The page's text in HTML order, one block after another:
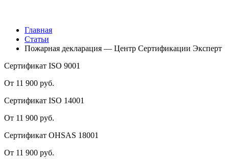
Главная
Статьи
Пожарная декларация — Центр Сертификации Эксперт
Сертификат ISO 9001
От 11 900 руб.
Сертификат ISO 14001
От 11 900 руб.
Сертификат OHSAS 18001
От 11 900 руб.